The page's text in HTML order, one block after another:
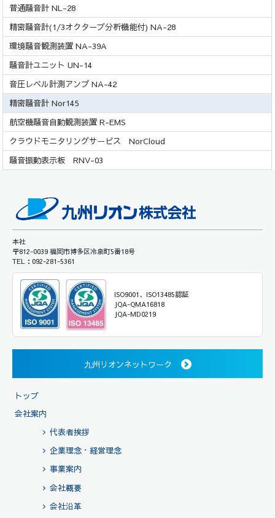
普通騒音計 NL-28
精密騒音計(1/3オクターブ分析機能付) NA-28
環境騒音観測装置 NA-39A
騒音計ユニット UN-14
音圧レベル計測アンプ NA-42
精密騒音計 Nor145
航空機騒音自動観測装置 R-EMS
クラウドモニタリングサービス NorCloud
騒音振動表示板 RNV-03
本社
〒812-0039 福岡市博多区冷泉町5番18号
TEL：092-281-5361
ISO9001、ISO13485認証
JQA-QMA16818
JQA-MD0219
九州リオンネットワーク
トップ
会社案内
代表者挨拶
企業理念・経営理念
事業案内
会社概要
会社沿革